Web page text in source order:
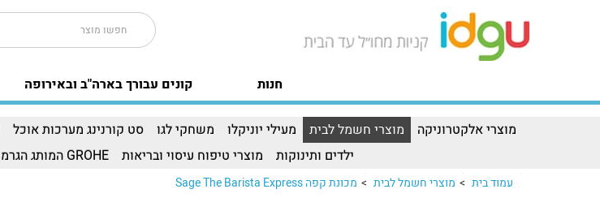
קונים עבורך בארה"ב ובאירופה חנות
מוצרי אלקטרוניקה מוצרי חשמל לבית מעילי יוניקלו משחקי לגו סט קורנינג מערכות אוכל
ילדים ותינוקות
מוצרי טיפוח עיסוי ובריאות GROHE המותג הגרמני המוביל
עמוד בית > מוצרי חשמל לבית > מכונת קפה Sage The Barista Express